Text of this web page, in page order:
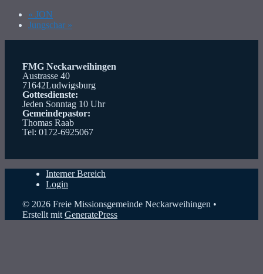
« JON
Jungschar »
FMG Neckarweihingen
Austrasse 40
71642Ludwigsburg
Gottesdienste:
Jeden Sonntag 10 Uhr
Gemeindepastor:
Thomas Raab
Tel: 0172-6925067
Interner Bereich
Login
© 2026 Freie Missionsgemeinde Neckarweihingen •
Erstellt mit GeneratePress